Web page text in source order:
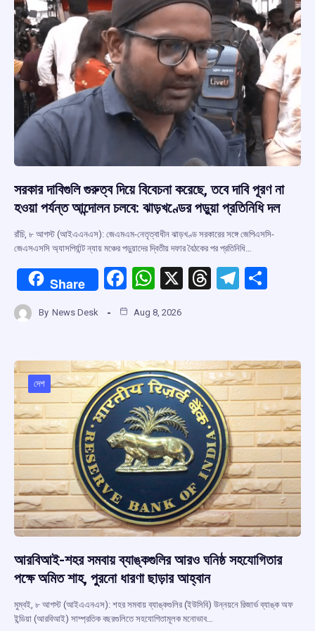
k
p
সরকার দাবিগুলি গুরুত্ব দিয়ে বিবেচনা করেছে, তবে দাবি পূরণ না
হওয়া পর্যন্ত আন্দোলন চলবে: ঝাড়খণ্ডের পড়ুয়া প্রতিনিধি দল
রাঁচি, ৮ আগস্ট (আইএএনএস): জেএমএম-নেতৃত্বাধীন ঝাড়খণ্ড সরকারের সঙ্গে জেপিএসসি-
জেএসএসসি অ্যাসপির্যান্ট ন্যায় মঞ্চের পড়ুয়াদের দ্বিতীয় দফার বৈঠকের পর প্রতিনিধি…
Share
F
ce
o
o
k
W
at
A
p
p
X
T
d
s
T
a
m
By News Desk Aug 8, 2026
দেশ
আরবিআই-শহর সমবায় ব্যাঙ্কগুলির আরও ঘনিষ্ঠ সহযোগিতার
পক্ষে অমিত শাহ, পুরনো ধারণা ছাড়ার আহ্বান
মুম্বই, ৮ আগস্ট (আইএএনএস): শহর সমবায় ব্যাঙ্কগুলির (ইউসিবি) উন্নয়নে রিজার্ভ ব্যাঙ্ক অফ
ইন্ডিয়া (আরবিআই) সাম্প্রতিক বছরগুলিতে সহযোগিতামূলক মনোভাব…